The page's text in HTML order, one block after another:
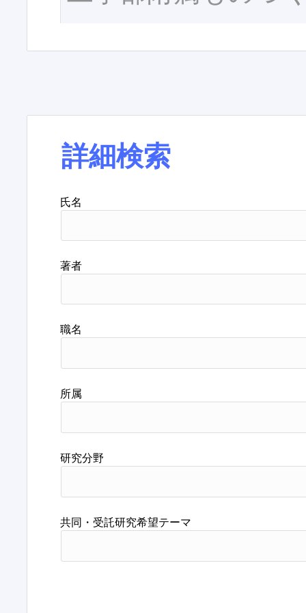
詳細検索
氏名
著者
職名
所属
研究分野
共同・受託研究希望テーマ